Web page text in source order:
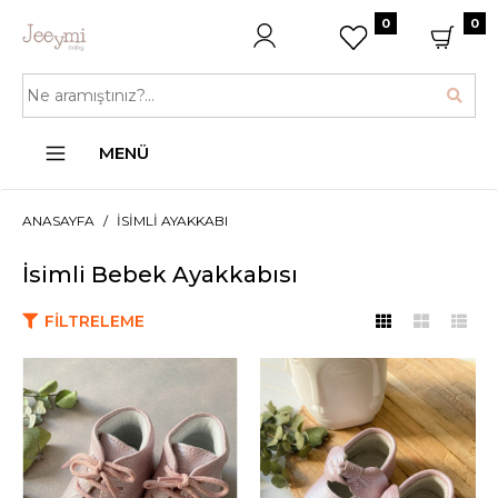
0 0
MENÜ
ANASAYFA İSIMLI AYAKKABI
İsimli Bebek Ayakkabısı
FILTRELEME
JEEYMI BABY
Metalik Pembe İsim
Yazılı İlk Adım Botu